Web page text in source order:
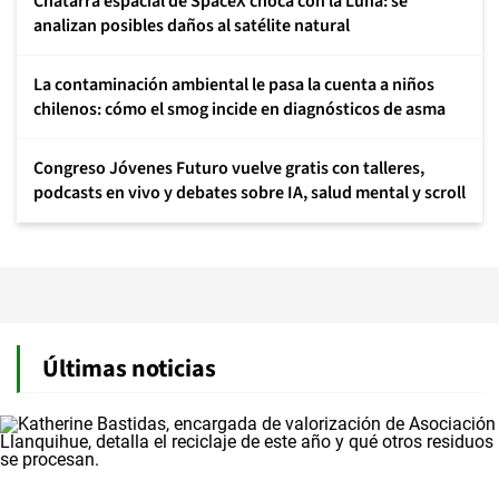
analizan posibles daños al satélite natural
La contaminación ambiental le pasa la cuenta a niños
chilenos: cómo el smog incide en diagnósticos de asma
Congreso Jóvenes Futuro vuelve gratis con talleres,
podcasts en vivo y debates sobre IA, salud mental y scroll
Últimas noticias